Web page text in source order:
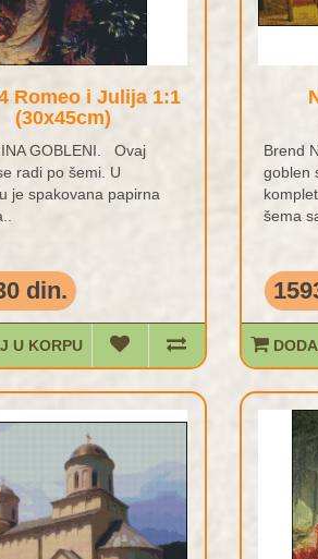
Romeo i Julija 1:1
(30x45cm)
GOBLENI. Ovaj
radi po šemi. U
je spakovana papirna
din.
U KORPU
Brend
goblen
šema